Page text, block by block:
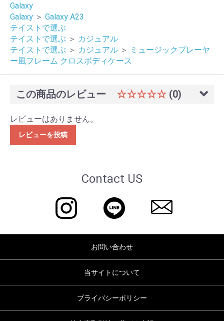
Galaxy
Galaxy ＞ Galaxy A23
テイストで選ぶ
テイストで選ぶ ＞ カジュアル
テイストで選ぶ ＞ カジュアル ＞
ミュージックプレーヤ
ー風フレーム クロスボディケース
この商品のレビュー ☆☆☆☆☆ (0)
レビューはありません。
レビューを投稿
Contact US
お問い合わせ
当サイトについて
プライバシーポリシー